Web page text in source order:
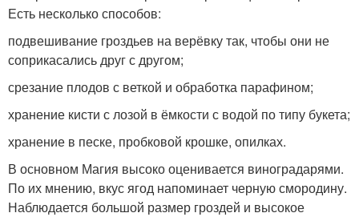
Есть несколько способов:
подвешивание гроздьев на верёвку так, чтобы они не
соприкасались друг с другом;
срезание плодов с веткой и обработка парафином;
хранение кисти с лозой в ёмкости с водой по типу букета;
хранение в песке, пробковой крошке, опилках.
В основном Магия высоко оценивается виноградарями.
По их мнению, вкус ягод напоминает черную смородину.
Наблюдается большой размер гроздей и высокое